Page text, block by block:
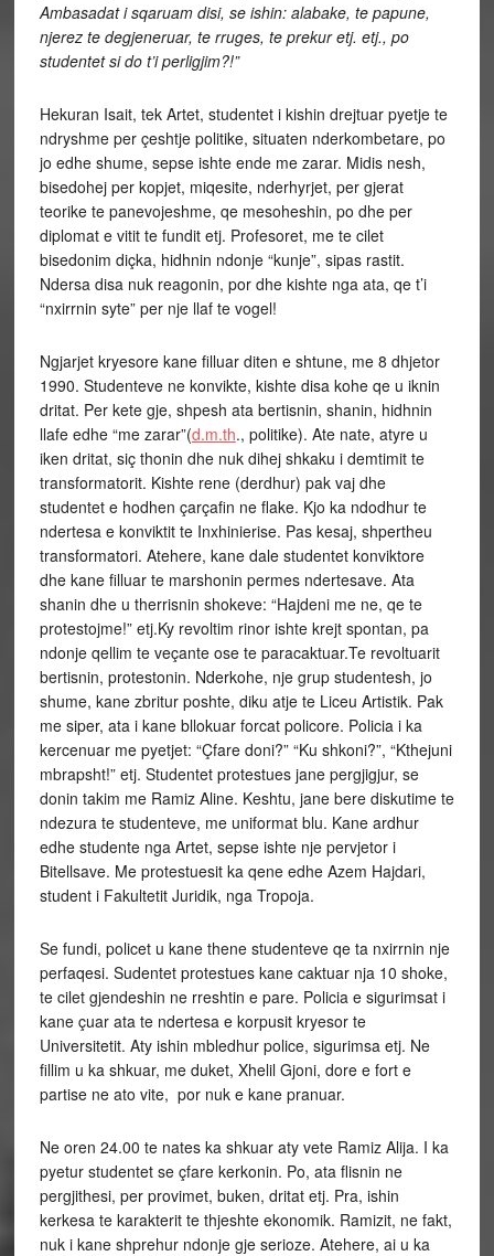
Ambasadat i sqaruam disi, se ishin: alabake, te papune,
njerez te degjeneruar, te rruges, te prekur etj. etj., po
studentet si do t’i perligjim?!”
Hekuran Isait, tek Artet, studentet i kishin drejtuar pyetje te
ndryshme per çeshtje politike, situaten nderkombetare, po
jo edhe shume, sepse ishte ende me zarar. Midis nesh,
bisedohej per kopjet, miqesite, nderhyrjet, per gjerat
teorike te panevojeshme, qe mesoheshin, po dhe per
diplomat e vitit te fundit etj. Profesoret, me te cilet
bisedonim diçka, hidhnin ndonje “kunje”, sipas rastit.
Ndersa disa nuk reagonin, por dhe kishte nga ata, qe t’i
“nxirrnin syte” per nje llaf te vogel!
Ngjarjet kryesore kane filluar diten e shtune, me 8 dhjetor
1990. Studenteve ne konvikte, kishte disa kohe qe u iknin
dritat. Per kete gje, shpesh ata bertisnin, shanin, hidhnin
llafe edhe “me zarar”(d.m.th., politike). Ate nate, atyre u
iken dritat, siç thonin dhe nuk dihej shkaku i demtimit te
transformatorit. Kishte rene (derdhur) pak vaj dhe
studentet e hodhen çarçafin ne flake. Kjo ka ndodhur te
ndertesa e konviktit te Inxhinierise. Pas kesaj, shpertheu
transformatori. Atehere, kane dale studentet konviktore
dhe kane filluar te marshonin permes ndertesave. Ata
shanin dhe u therrisnin shokeve: “Hajdeni me ne, qe te
protestojme!” etj.Ky revoltim rinor ishte krejt spontan, pa
ndonje qellim te veçante ose te paracaktuar.Te revoltuarit
bertisnin, protestonin. Nderkohe, nje grup studentesh, jo
shume, kane zbritur poshte, diku atje te Liceu Artistik. Pak
me siper, ata i kane bllokuar forcat policore. Policia i ka
kercenuar me pyetjet: “Çfare doni?” “Ku shkoni?”, “Kthejuni
mbrapsht!” etj. Studentet protestues jane pergjigjur, se
donin takim me Ramiz Aline. Keshtu, jane bere diskutime te
ndezura te studenteve, me uniformat blu. Kane ardhur
edhe studente nga Artet, sepse ishte nje pervjetor i
Bitellsave. Me protestuesit ka qene edhe Azem Hajdari,
student i Fakultetit Juridik, nga Tropoja.
Se fundi, policet u kane thene studenteve qe ta nxirrnin nje
perfaqesi. Sudentet protestues kane caktuar nja 10 shoke,
te cilet gjendeshin ne rreshtin e pare. Policia e sigurimsat i
kane çuar ata te ndertesa e korpusit kryesor te
Universitetit. Aty ishin mbledhur police, sigurimsa etj. Ne
fillim u ka shkuar, me duket, Xhelil Gjoni, dore e fort e
partise ne ato vite, por nuk e kane pranuar.
Ne oren 24.00 te nates ka shkuar aty vete Ramiz Alija. I ka
pyetur studentet se çfare kerkonin. Po, ata flisnin ne
pergjithesi, per provimet, buken, dritat etj. Pra, ishin
kerkesa te karakterit te thjeshte ekonomik. Ramizit, ne fakt,
nuk i kane shprehur ndonje gje serioze. Atehere, ai u ka